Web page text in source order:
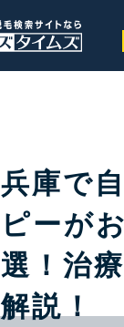
兵庫で
ピーが
選！治
解説！